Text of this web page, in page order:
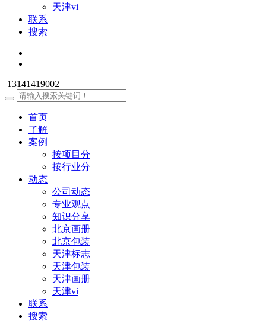
天津vi
联系
搜索
13141419002
首页
了解
案例
按项目分
按行业分
动态
公司动态
专业观点
知识分享
北京画册
北京包装
天津标志
天津包装
天津画册
天津vi
联系
搜索